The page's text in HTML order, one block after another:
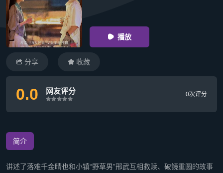
 播放
 分享  收藏
0.0 网友评分
很差较差还行
推荐
力荐
0次评分
简介
讲述了落难千金晴也和小镇“野草男”邢武互相救赎、破镜重圆的故事